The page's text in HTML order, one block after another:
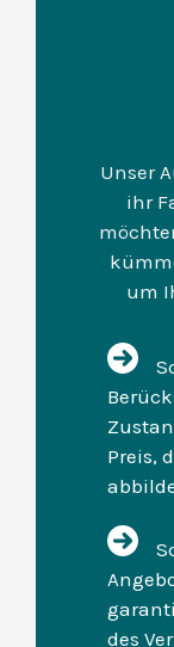
Unser
ihr
um
Preis,
des